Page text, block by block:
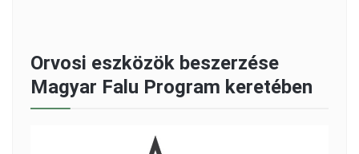
Orvosi eszközök beszerzése
Magyar Falu Program keretében